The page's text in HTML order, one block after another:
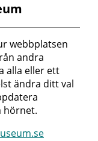
webbplatsen
andra
alla eller ett
ändra ditt val
hörnet.